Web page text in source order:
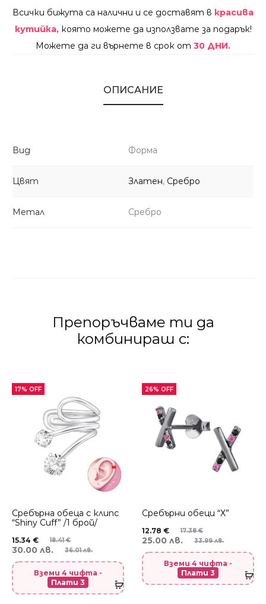
Всички бижута са налични и се доставят в красива
кутийка, която можете да използвате за подарък!
Можете да ги върнете в срок от 30 ДНИ.
ОПИСАНИЕ
Вид Форма
Цвят Златен, Сребро
Метал Сребро
Препоръчваме ти да
комбинираш с:
17% OFF
Сребърнa oбеца с клипс
“Shiny Cuff” /1 брой/
18.41€
15.34 €
36.01 лв.
30.00 лв.
Вземи 4 чифта -
Плати 3
26% OFF
Сребърни обеци “Х”
17.38€
12.78 €
33.99 лв.
25.00 лв.
Вземи 4 чифта -
Плати 3